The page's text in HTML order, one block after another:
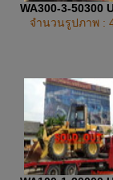
WA300-3-50300
จำนวนรูปภาพ :